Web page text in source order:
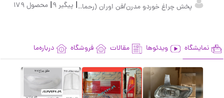
پخش چراغ خوردو مدرن/فن اوران (رحما..| پیگیر 9 | محصول 179
نمایشگاه ویدئوها مقالات فروشگاه درباره‌ما